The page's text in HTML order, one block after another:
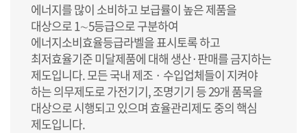
에너지를 많이 소비하고 보급률이 높은 제품을
대상으로 1∼5등급으로 구분하여
에너지소비효율등급라벨을 표시토록 하고
최저효율기준 미달제품에 대해 생산·판매를 금지하는
제도입니다. 모든 국내 제조 · 수입업체들이 지켜야
하는 의무제도로 가전기기, 조명기기 등 29개 품목을
대상으로 시행되고 있으며 효율관리제도 중의 핵심
제도입니다.